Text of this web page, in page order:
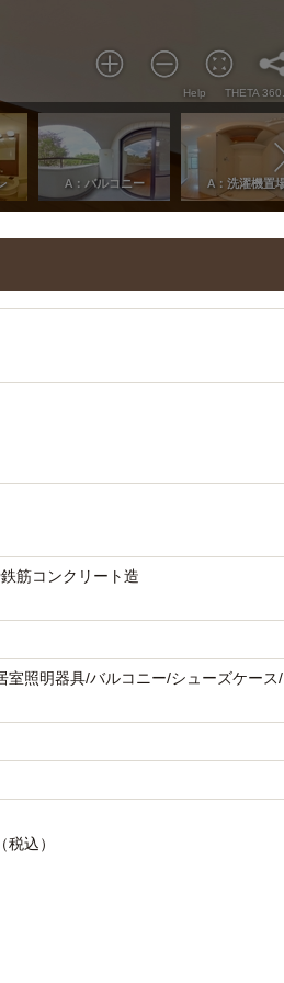
筋コンクリート造
照明器具/バルコニー/シューズケース/
込）